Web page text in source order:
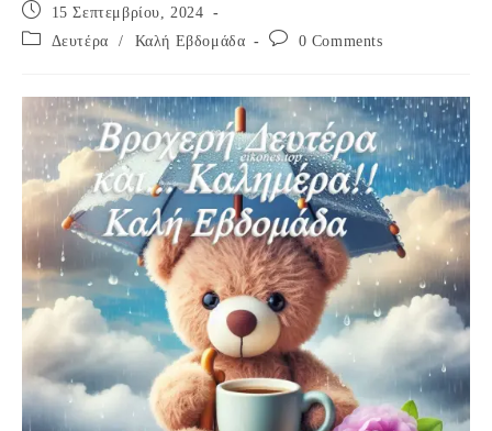
Post
published:
15 Σεπτεμβρίου, 2024
Post
Δευτέρα / Καλή Εβδομάδα
Post
0 Comments